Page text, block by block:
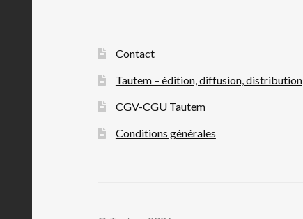
Contact
Tautem – édition, diffusion, distribution
CGV-CGU Tautem
Conditions générales